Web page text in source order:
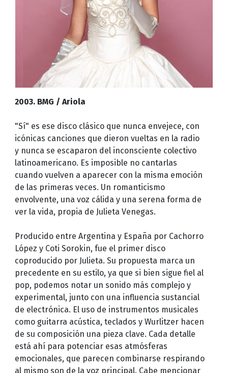
2003. BMG / Ariola
"Sí" es ese disco clásico que nunca envejece, con
icónicas canciones que dieron vueltas en la radio
y nunca se escaparon del inconsciente colectivo
latinoamericano. Es imposible no cantarlas
cuando vuelven a aparecer con la misma emoción
de las primeras veces. Un romanticismo
envolvente, una voz cálida y una serena forma de
ver la vida, propia de Julieta Venegas.
Producido entre Argentina y España por Cachorro
López y Coti Sorokin, fue el primer disco
coproducido por Julieta. Su propuesta marca un
precedente en su estilo, ya que si bien sigue fiel al
pop, podemos notar un sonido más complejo y
experimental, junto con una influencia sustancial
de electrónica. El uso de instrumentos musicales
como guitarra acústica, teclados y Wurlitzer hacen
de su composición una pieza clave. Cada detalle
está ahí para potenciar esas atmósferas
emocionales, que parecen combinarse respirando
al mismo son de la voz principal. Cabe mencionar